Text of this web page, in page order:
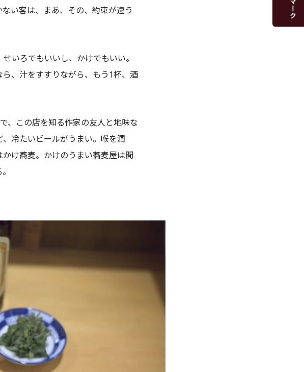
い客は、まあ、その、約束が違う
いろでもいいし、かけでもいい。
、汁をすすりながら、もう1杯、酒
、この店を知る作家の友人と地味な
冷たいビールがうまい。喉を潤
け蕎麦。かけのうまい蕎麦屋は間